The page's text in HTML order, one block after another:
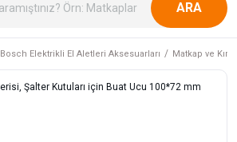
ARA
Bosch Elektrikli El Aletleri Aksesuarları Matkap ve